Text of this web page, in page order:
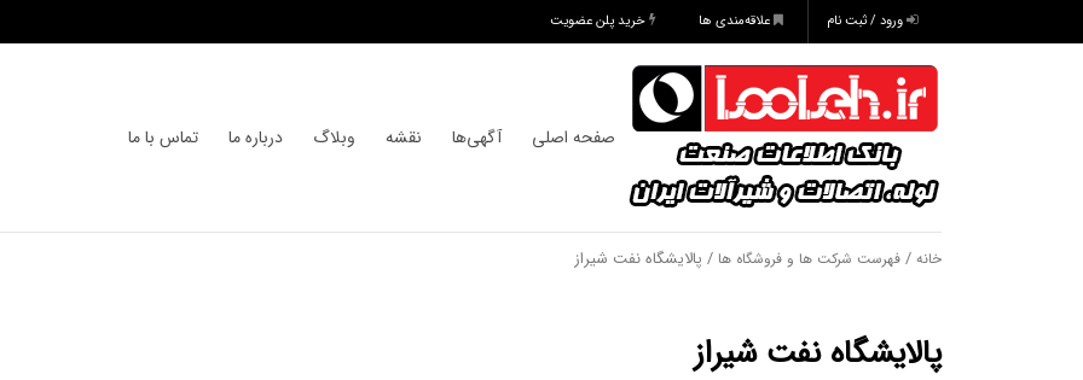
ورود / ثبت نام علاقه‌مندی ها خرید پلن عضویت
صفحه اصلی آگهی‌ها نقشه وبلاگ درباره ما تماس با ما
خانه / فهرست شرکت ها و فروشگاه ها / پالایشگاه نفت شیراز
پالایشگاه نفت شیراز